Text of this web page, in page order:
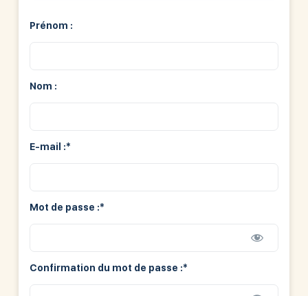
Prénom :
Nom :
E-mail :*
Mot de passe :*
Confirmation du mot de passe :*